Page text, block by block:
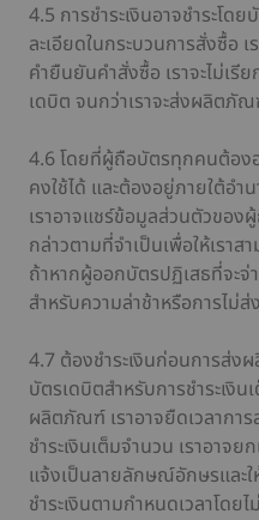
4.5 การชำระเงินอาจชำระโ
ละเอียดในกระบวนการสั่งซื้อ
คำยืนยันคำสั่งซื้อ เราจะไม่เรี
เดบิต จนกว่าเราจะส่งผลิตภั
4.6 โดยที่ผู้ถือบัตรทุกคนต้อง
คงใช้ได้ และต้องอยู่ภายใต้อ
เราอาจแชร์ข้อมูลส่วนตัวขอ
กล่าวตามที่จำเป็นเพื่อให้เราส
ถ้าหากผู้ออกบัตรปฏิเสธที่จะจ่
สำหรับความล่าช้าหรือการไ
4.7 ต้องชำระเงินก่อนการส่
บัตรเดบิตสำหรับการชำระเงิ
ผลิตภัณฑ์ เราอาจยืดเวลากา
ชำระเงินเต็มจำนวน เราอาจ
แจ้งเป็นลายลักษณ์อักษรและ
ชำระเงินตามกำหนดเวลาโดย